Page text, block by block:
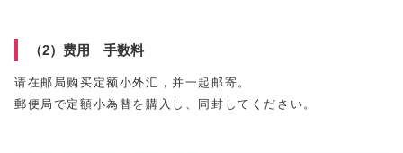
（2）费用 手数料
请在邮局购买定额小外汇，并一起邮寄。
郵便局で定額小為替を購入し、同封してください。